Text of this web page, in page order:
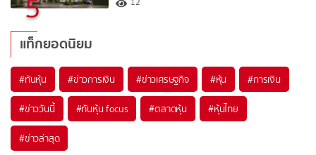
แท็กยอดนิยม
#ทันหุ้น #ข่าวการเงิน #ข่าวเศรษฐกิจ #หุ้น #การเงิน
#ข่าววันนี้ #ทันหุ้น focus #ตลาดหุ้น #หุ้นไทย
#ข่าวล่าสุด